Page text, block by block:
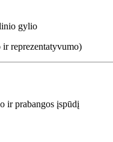
gylio
ir reprezentatyvumo)
ir prabangos įspūdį